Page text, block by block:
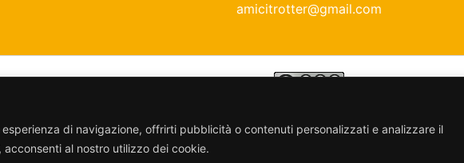
di navigazione, offrirti pubblicità o contenuti personalizzati e analizzare il
al nostro utilizzo dei cookie.
amicitrotter@gmail.com
rilasciata sotto licenzaCreative Commons Attribuzione - Non